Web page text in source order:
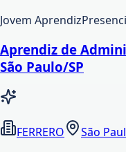
Jovem Aprendiz
Aprendiz de
São Paulo/SP
FERRERO
São